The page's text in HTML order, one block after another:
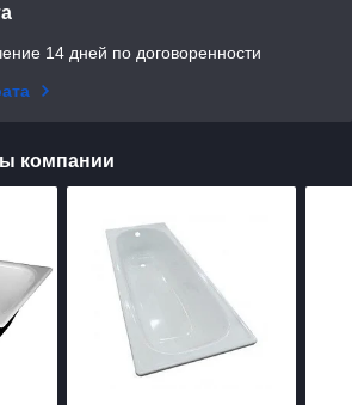
14 дней по договоренности
компании